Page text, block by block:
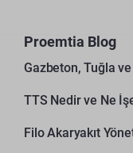
Proemtia Blog
TTS Nedir ve Ne
Filo Akaryakıt